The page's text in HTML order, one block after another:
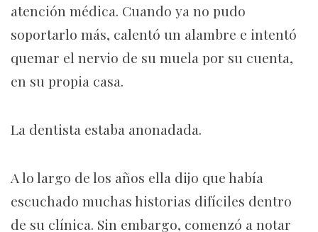
atención médica. Cuando ya no pudo
soportarlo más, calentó un alambre e intentó
quemar el nervio de su muela por su cuenta,
en su propia casa.
La dentista estaba anonadada.
A lo largo de los años ella dijo que había
escuchado muchas historias difíciles dentro
de su clínica. Sin embargo, comenzó a notar